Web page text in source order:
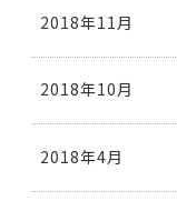
2018年11月
2018年10月
2018年4月